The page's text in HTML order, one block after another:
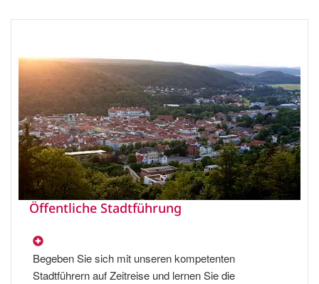
Öffentliche Stadtführung
Begeben Sie sich mit unseren kompetenten
Stadtführern auf Zeitreise und lernen Sie die